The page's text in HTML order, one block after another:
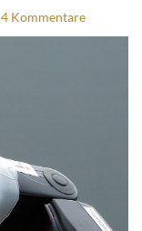
4 Kommentare